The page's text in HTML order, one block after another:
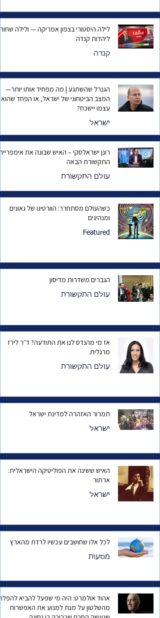
לילה היסטורי בצפון אמריקה — ולילה שחור
ליהדות קנדה
קנדה
הגנרל שהשתגע | מה מפחיד אותו יותר—
המצב הביטחוני של ישראל, או הפחד שהוא
עצמו יישכח?
ישראל
רונן ישראלסקי – האיש שבונה את
התקשורת הבאה
עולם התקשורת
כשהעולם מסתחרר: הוורטיגו של גאונים
ומנהיגים
Featured
הגברים משדרות מדיסון
עולם התקשורת
אז מי מהנדס לנו את התודעה? ד״ר לירז
מרגלית.
עולם התקשורת
תמרור האזהרה למדינת ישראל
ישראל
האיש ששינה את הפוליטיקה הישראלית:
ארתור
ישראל
לכל אלו שחושבים עכשיו לרדת מהארץ
מסעות
אהוד אולמרט: היה מי שפעל להביא
מהשלטון על מנת למנוע את האפשרות